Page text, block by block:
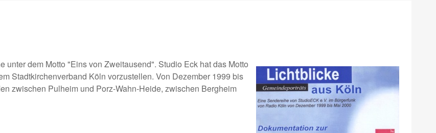
dem Motto "Eins von Zweitausend". Studio Eck hat das Motto
Stadtkirchenverband Köln vorzustellen. Von Dezember 1999 bis
zwischen Pulheim und Porz-Wahn-Heide, zwischen Bergheim